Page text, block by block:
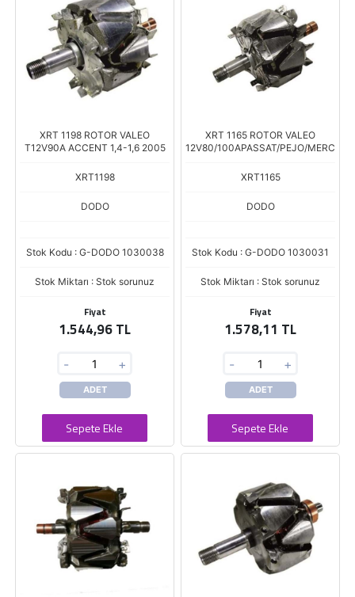
XRT 1198 ROTOR VALEO
T12V90A ACCENT 1,4-1,6 2005
XRT1198
DODO
Stok Kodu : G-DODO 1030038
Stok Miktarı : Stok sorunuz
Fiyat
1.544,96 TL
- +
ADET
Sepete Ekle
XRT 1165 ROTOR VALEO
12V80/100APASSAT/PEJO/MERC
XRT1165
DODO
Stok Kodu : G-DODO 1030031
Stok Miktarı : Stok sorunuz
Fiyat
1.578,11 TL
- +
ADET
Sepete Ekle